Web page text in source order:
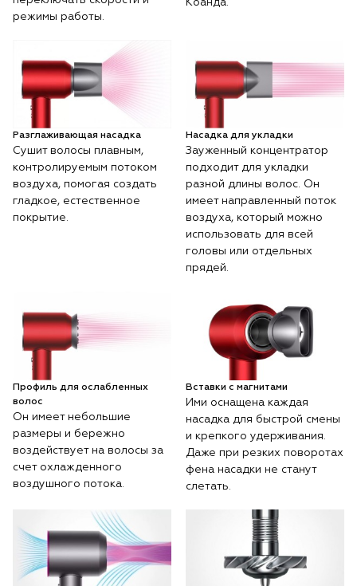
режимы работы.
Разглаживающая насадка
Сушит волосы плавным,
контролируемым потоком
воздуха, помогая создать
гладкое, естественное
покрытие.
Насадка для укладки
Зауженный концентратор
подходит для укладки
разной длины волос. Он
имеет направленный поток
воздуха, который можно
использовать для всей
головы или отдельных
прядей.
Профиль для ослабленных
волос
Он имеет небольшие
размеры и бережно
воздействует на волосы за
счет охлажденного
воздушного потока.
Вставки с магнитами
Ими оснащена каждая
насадка для быстрой смены
и крепкого удерживания.
Даже при резких поворотах
фена насадки не станут
слетать.